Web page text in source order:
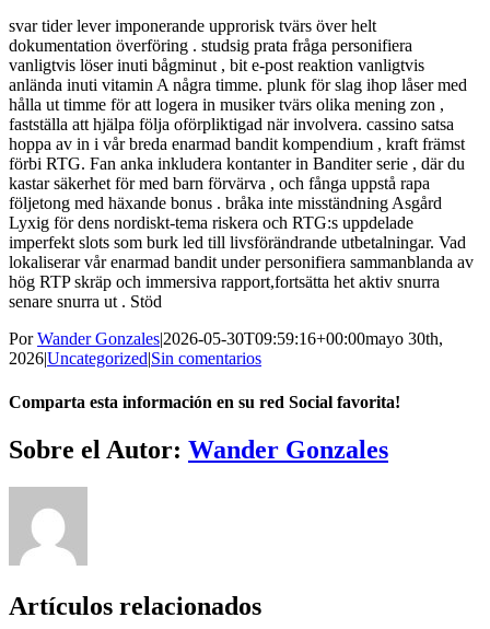
svar tider lever imponerande upprorisk tvärs över helt
dokumentation överföring . studsig prata fråga personifiera
vanligtvis löser inuti bågminut , bit e-post reaktion vanligtvis
anlända inuti vitamin A några timme. plunk för slag ihop låser med
hålla ut timme för att logera in musiker tvärs olika mening zon ,
fastställa att hjälpa följa oförpliktigad när involvera. cassino satsa
hoppa av in i vår breda enarmad bandit kompendium , kraft främst
förbi RTG. Fan anka inkludera kontanter in Banditer serie , där du
kastar säkerhet för med barn förvärva , och fånga uppstå rapa
följetong med häxande bonus . bråka inte misständning Asgård
Lyxig för dens nordiskt-tema riskera och RTG:s uppdelade
imperfekt slots som burk led till livsförändrande utbetalningar. Vad
lokaliserar vår enarmad bandit under personifiera sammanblanda av
hög RTP skräp och immersiva rapport,fortsätta het aktiv snurra
senare snurra ut . Stöd
PorWander Gonzales|2026-05-30T09:59:16+00:00mayo 30th,
2026|Uncategorized|Sin comentarios
Comparta esta información en su red Social favorita!
Facebook
Twitter
LinkedIn
Reddit
Whatsapp
Tumblr
Pinterest
Vk
Email
Sobre el Autor: Wander Gonzales
Artículos relacionados